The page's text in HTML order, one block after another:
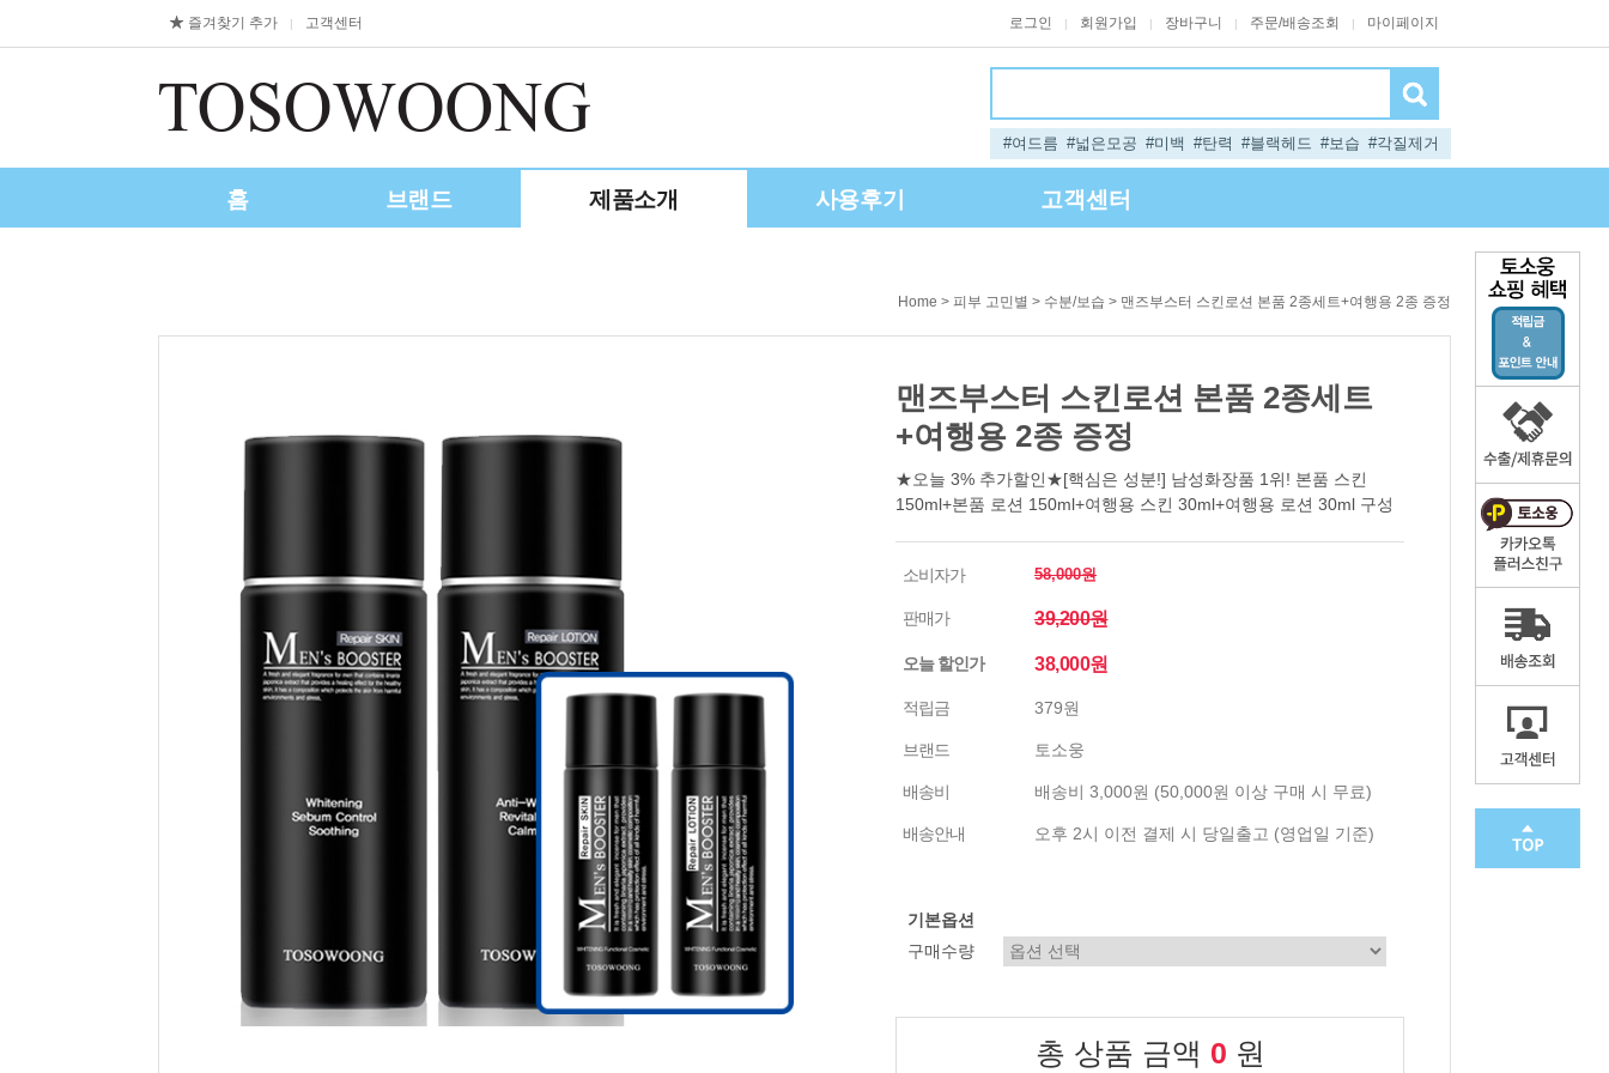
즐겨찾기 추가 | 고객센터 로그인 | 회원가입 | 장바구니 | 주문/배송조회 | 마이페이지
#여드름 #넓은모공 #미백 #탄력 #블랙헤드 #보습 #각질제거
홈 브랜드 제품소개 사용후기 고객센터
Home > 피부 고민별 > 수분/보습 > 맨즈부스터 스킨로션 본품 2종세트+여행용 2종 증정
맨즈부스터 스킨로션 본품 2종세트
+여행용 2종 증정
★오늘 3% 추가할인★[핵심은 성분!] 남성화장품 1위! 본품 스킨
150ml+본품 로션 150ml+여행용 스킨 30ml+여행용 로션 30ml 구성
소비자가 58,000원
판매가 39,200원
오늘 할인가 38,000원
적립금 379원
브랜드 토소웅
배송비 배송비 3,000원 (50,000원 이상 구매 시 무료)
배송안내 오후 2시 이전 결제 시 당일출고 (영업일 기준)
기본옵션
구매수량
총 상품 금액 0 원